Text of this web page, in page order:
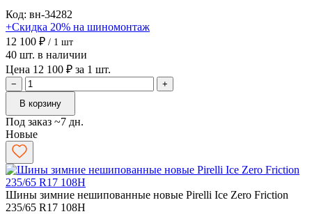
Код: вн-34282
+Скидка 20% на шиномонтаж
12 100 ₽ / 1 шт
40 шт. в наличии
Цена 12 100 ₽ за 1 шт.
−
+
В корзину
Под заказ ~7 дн.
Новые
Шины зимние нешипованные новые Pirelli Ice Zero Friction
235/65 R17 108H